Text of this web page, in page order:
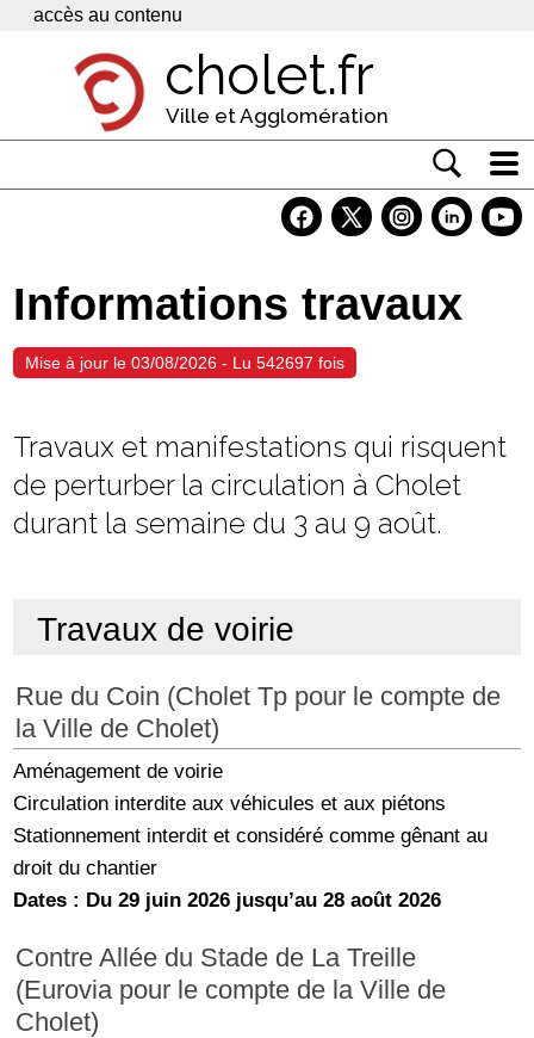
Panneau de gestion des cookies
accès au contenu
cholet.fr
Ville et Agglomération
Economie
Services
Informations travaux
Mise à jour le 03/08/2026 - Lu 542697 fois
Travaux et manifestations qui risquent
de perturber la circulation à Cholet
durant la semaine du 3 au 9 août.
Travaux de voirie
Rue du Coin (Cholet Tp pour le compte de
la Ville de Cholet)
Aménagement de voirie
Circulation interdite aux véhicules et aux piétons
Stationnement interdit et considéré comme gênant au
droit du chantier
Dates : Du 29 juin 2026 jusqu’au 28 août 2026
Contre Allée du Stade de La Treille
(Eurovia pour le compte de la Ville de
Cholet)